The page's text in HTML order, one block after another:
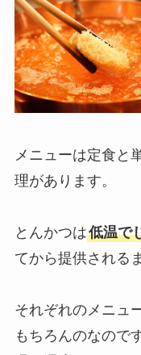
メニューは定食と
理があります。
とんかつは低温で
てから提供される
それぞれのメニュ
もちろんのなので